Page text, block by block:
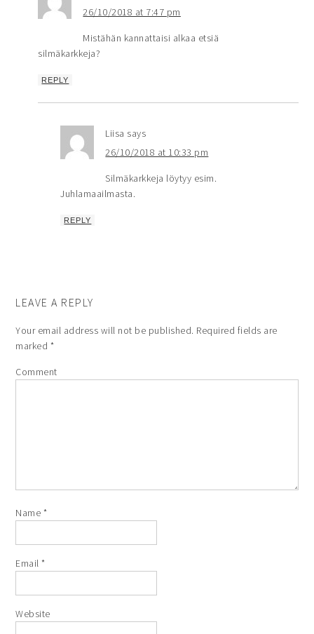
26/10/2018 at 7:47 pm
Mistähän kannattaisi alkaa etsiä
silmäkarkkeja?
REPLY
Liisa says
26/10/2018 at 10:33 pm
Silmäkarkkeja löytyy esim.
Juhlamaailmasta.
REPLY
LEAVE A REPLY
Your email address will not be published. Required fields are
marked *
Comment
Name *
Email*
Website